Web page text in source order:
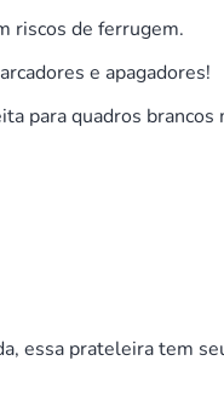
riscos de ferrugem.
e apagadores!
para quadros brancos
essa prateleira tem